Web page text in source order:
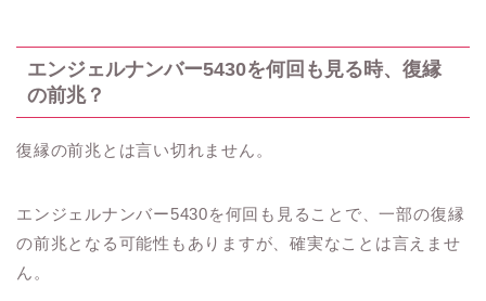
エンジェルナンバー5430を何回も見る時、復縁
の前兆？
復縁の前兆とは言い切れません。
エンジェルナンバー5430を何回も見ることで、一部の復縁
の前兆となる可能性もありますが、確実なことは言えませ
ん。